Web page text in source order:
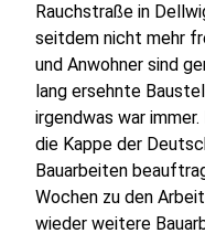
Rauchstraße in
seitdem nicht mehr
und Anwohner sind
lang ersehnte
irgendwas war
die Kappe der
Bauarbeiten
Wochen zu den
wieder weitere